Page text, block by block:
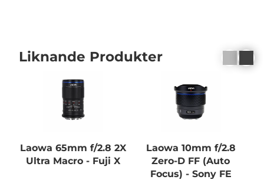
Liknande Produkter
Laowa 65mm f/2.8 2X
Ultra Macro - Fuji X
Laowa 10mm f/2.8
Zero-D FF (Auto
Focus) - Sony FE